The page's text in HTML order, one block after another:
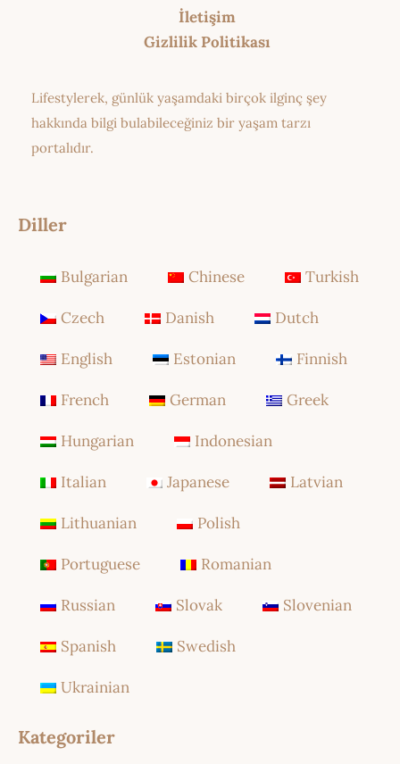
İletişim
Gizlilik Politikası
Lifestylerek, günlük yaşamdaki birçok ilginç şey
hakkında bilgi bulabileceğiniz bir yaşam tarzı
portalıdır.
Diller
Bulgarian Chinese Turkish
Czech Danish Dutch
English Estonian Finnish
French German Greek
Hungarian Indonesian
Italian Japanese Latvian
Lithuanian Polish
Portuguese Romanian
Russian Slovak Slovenian
Spanish Swedish
Ukrainian
Kategoriler